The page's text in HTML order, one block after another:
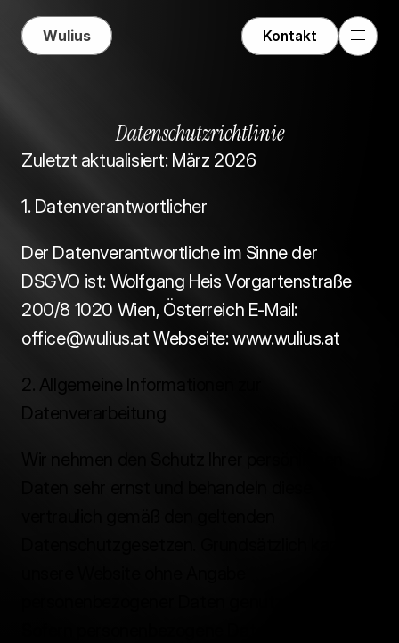
Wulius Kontakt
Datenschutzrichtlinie
Zuletzt aktualisiert: März 2026
1. Datenverantwortlicher
Der Datenverantwortliche im Sinne der
DSGVO ist: Wolfgang Heis Vorgartenstraße
200/8 1020 Wien, Österreich E-Mail:
office@wulius.at Webseite: www.wulius.at
2. Allgemeine Informationen zur
Datenverarbeitung